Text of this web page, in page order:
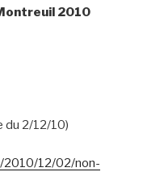
2010
du 2/12/10)
2010/12/02/non-